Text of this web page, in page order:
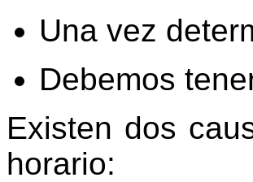
Una vez
Debemos
Existen dos
horario: